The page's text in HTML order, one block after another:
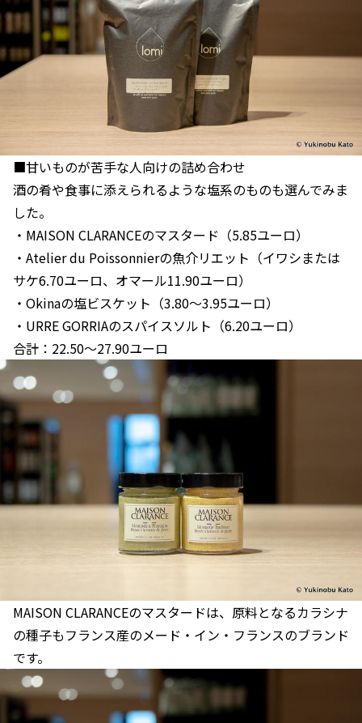
■甘いものが苦手な人向けの詰め合わせ
酒の肴や食事に添えられるような塩系のものも選んでみま
した。
・MAISON CLARANCEのマスタード（5.85ユーロ）
・Atelier du Poissonnierの魚介リエット（イワシまたは
サケ6.70ユーロ、オマール11.90ユーロ）
・Okinaの塩ビスケット（3.80〜3.95ユーロ）
・URRE GORRIAのスパイスソルト（6.20ユーロ）
合計：22.50〜27.90ユーロ
MAISON CLARANCEのマスタードは、原料となるカラシナ
の種子もフランス産のメード・イン・フランスのブランド
です。